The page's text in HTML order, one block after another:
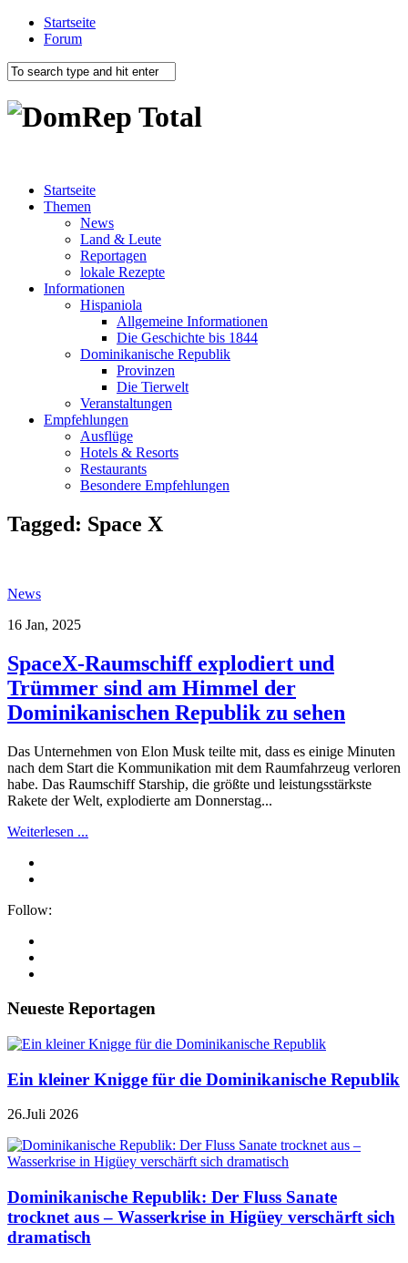
Startseite
Forum
Startseite
Themen
News
Land & Leute
Reportagen
lokale Rezepte
Informationen
Hispaniola
Allgemeine Informationen
Die Geschichte bis 1844
Dominikanische Republik
Provinzen
Die Tierwelt
Veranstaltungen
Empfehlungen
Ausflüge
Hotels & Resorts
Restaurants
Besondere Empfehlungen
Tagged: Space X
News
16 Jan, 2025
SpaceX-Raumschiff explodiert und
Trümmer sind am Himmel der
Dominikanischen Republik zu sehen
Das Unternehmen von Elon Musk teilte mit, dass es einige Minuten
nach dem Start die Kommunikation mit dem Raumfahrzeug verloren
habe. Das Raumschiff Starship, die größte und leistungsstärkste
Rakete der Welt, explodierte am Donnerstag...
Weiterlesen ...
Follow:
Neueste Reportagen
Ein kleiner Knigge für die Dominikanische Republik
26.Juli 2026
Dominikanische Republik: Der Fluss Sanate
trocknet aus – Wasserkrise in Higüey verschärft sich
dramatisch